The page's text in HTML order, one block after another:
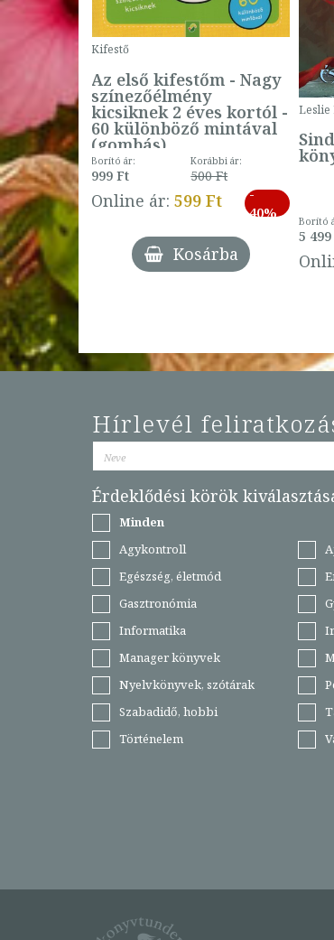
ár:
Ft
Ft
27%
Kifestő
Az első kifestőm - Nagy
színezőélmény
kicsiknek 2 éves kortól -
60 különböző mintával
(gombás)
Borító ár:
999 Ft
Korábbi ár:
500 Ft
Online ár: 599 Ft
-
40%
Kosárba
Leslie
Borító
5
Hírlevél
Érdeklődési körök
Minden
Agykontroll
Egészség, életmód
Gasztronómia
Informatika
Manager könyvek
Nyelvkönyvek, szótárak
Szabadidő, hobbi
Történelem